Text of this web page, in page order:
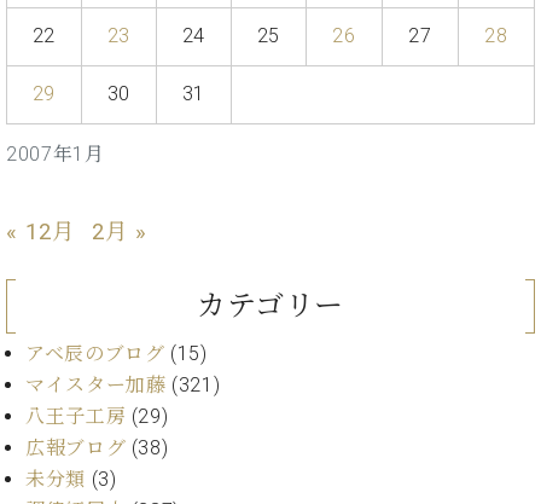
ス
C.
シ
コ
ン
サ
ー
/
ッ
チ
ヒ
タ
ャ
の
取
り
音
達
声
ベ
イ
ン
の
音
ニ
ュ
ー
ス・
ン
報
等)
レ
リ
知
メ
デ
ィ
規
デ
ィ
ー
ラ
方
の
店
オンライン試弾
メルマガ登録
趣
味
ベ
ヒ
シ
ュ
イ
ャ
グ
2007年1月
22 23 24 25 26 27 28
29 30 31
« 12月 2月 »
カテゴリー
アベ辰のブログ (15)
マイスター加藤 (321)
八王子工房 (29)
広報ブログ (38)
未分類 (3)